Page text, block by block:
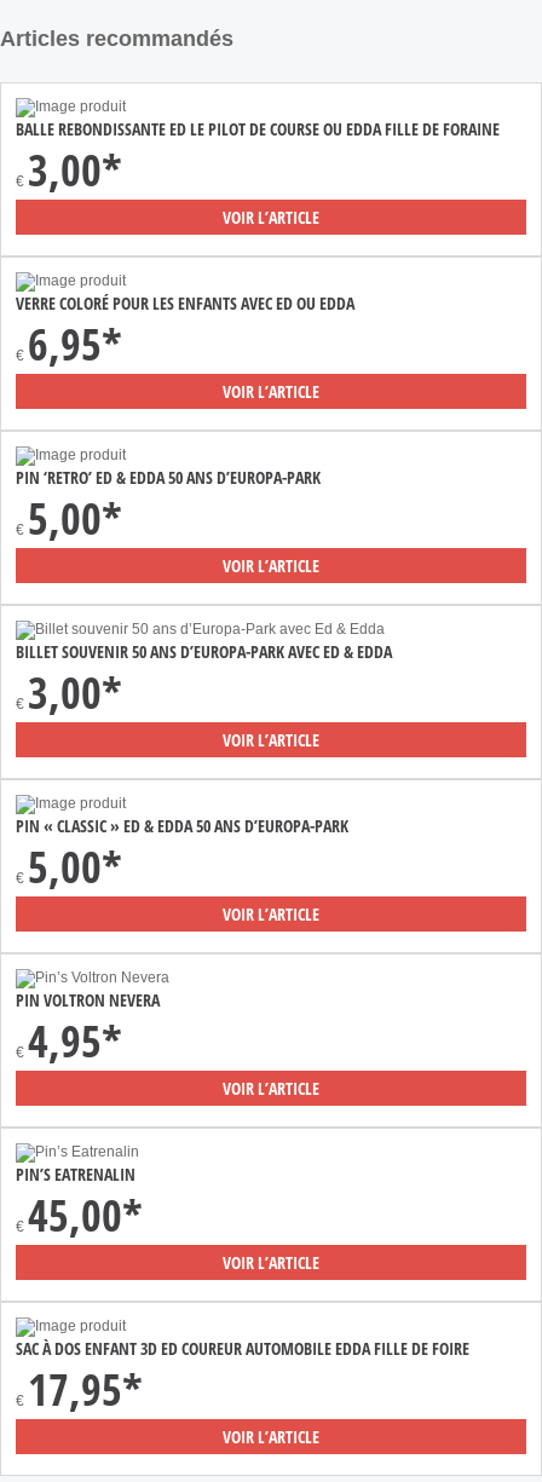
Articles recommandés
BALLE REBONDISSANTE ED LE PILOT DE COURSE OU EDDA FILLE DE FORAINE
€ 3,00*
VOIR L’ARTICLE
VERRE COLORÉ POUR LES ENFANTS AVEC ED OU EDDA
€ 6,95*
VOIR L’ARTICLE
PIN ‘RETRO’ ED & EDDA 50 ANS D’EUROPA-PARK
€ 5,00*
VOIR L’ARTICLE
BILLET SOUVENIR 50 ANS D’EUROPA-PARK AVEC ED & EDDA
€ 3,00*
VOIR L’ARTICLE
PIN « CLASSIC » ED & EDDA 50 ANS D’EUROPA-PARK
€ 5,00*
VOIR L’ARTICLE
PIN VOLTRON NEVERA
€ 4,95*
VOIR L’ARTICLE
PIN’S EATRENALIN
€ 45,00*
VOIR L’ARTICLE
SAC À DOS ENFANT 3D ED COUREUR AUTOMOBILE EDDA FILLE DE FOIRE
€ 17,95*
VOIR L’ARTICLE